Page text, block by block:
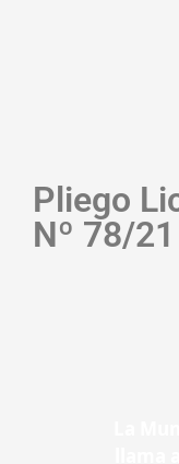
Pliego
Nº 78/21